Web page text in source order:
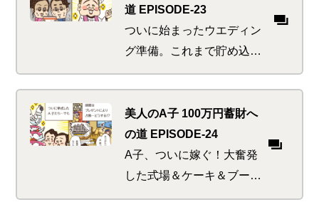
中「たまには運試しでもす
ればいいじゃん～」と誘惑
の声が…
道 EPISODE-23
ついに始まったウエディン
グ準備。これまで貯め込ん
だかいがあったわ！と式場
だけはケチらず大奮発。と
ころが次から次へと散財ピ
ンチが襲い来る。果たしてA
子は無事に挙式までこぎつ
けることができるのか。
美人のA子 100万円蓄財へ
の道 EPISODE-24
A子、ついに嫁ぐ！大奮発
した式場＆ケーキ＆ブーケ
＆ドレス…。楽しい宴は瞬